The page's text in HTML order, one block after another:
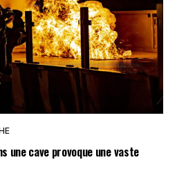
une cave provoque une vaste